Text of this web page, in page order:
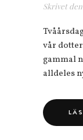
Skrivet den
vår
gammal
alldeles